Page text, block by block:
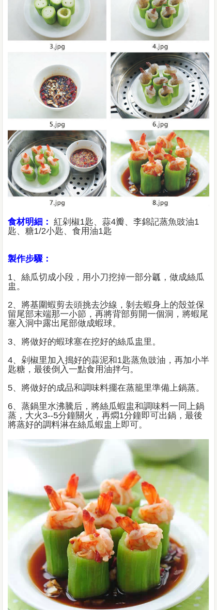
食材明細： 紅剁椒1匙、蒜4瓣、李錦記蒸魚豉油1
匙、糖1/2小匙、食用油1匙
製作步驟：
1、絲瓜切成小段，用小刀挖掉一部分瓤，做成絲瓜
盅。
2、將基圍蝦剪去頭挑去沙線，剝去蝦身上的殼並保
留尾部末端那一小節，再將背部剪開一個洞，將蝦尾
塞入洞中露出尾部做成蝦球。
3、將做好的蝦球塞在挖好的絲瓜盅里。
4、剁椒里加入搗好的蒜泥和1匙蒸魚豉油，再加小半
匙糖，最後倒入一點食用油拌勻。
5、將做好的成品和調味料擺在蒸籠里準備上鍋蒸。
6、蒸鍋里水沸騰后，將絲瓜蝦盅和調味料一同上鍋
蒸，大火3--5分鐘關火，再燜1分鐘即可出鍋，最後
將蒸好的調料淋在絲瓜蝦盅上即可。